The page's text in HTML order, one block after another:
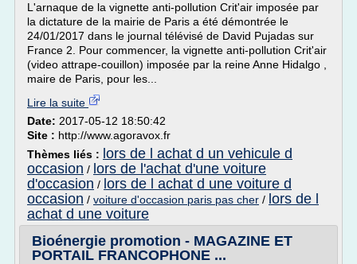
L'arnaque de la vignette anti-pollution Crit'air imposée par
la dictature de la mairie de Paris a été démontrée le
24/01/2017 dans le journal télévisé de David Pujadas sur
France 2. Pour commencer, la vignette anti-pollution Crit'air
(video attrape-couillon) imposée par la reine Anne Hidalgo ,
maire de Paris, pour les...
Lire la suite
Date: 2017-05-12 18:50:42
Site : http://www.agoravox.fr
Thèmes liés : lors de l achat d un vehicule d
occasion / lors de l'achat d'une voiture
d'occasion / lors de l achat d une voiture d
occasion / voiture d'occasion paris pas cher / lors de l
achat d une voiture
Bioénergie promotion - MAGAZINE ET
PORTAIL FRANCOPHONE ...